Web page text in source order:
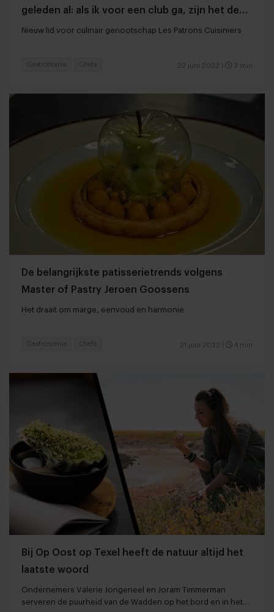
geleden al: als ik voor een club ga, zijn het de
patrons”
Nieuw lid voor culinair genootschap Les Patrons Cuisiniers
22 juni 2022 3 min
Gastronomie Chefs
De belangrijkste patisserietrends volgens
Master of Pastry Jeroen Goossens
Het draait om marge, eenvoud en harmonie
21 juni 2022 4 min
Gastronomie Chefs
Bij Op Oost op Texel heeft de natuur altijd het
laatste woord
Ondernemers Valerie Jongeneel en Joram Timmerman
serveren de puurheid van de Wadden op het bord en in het